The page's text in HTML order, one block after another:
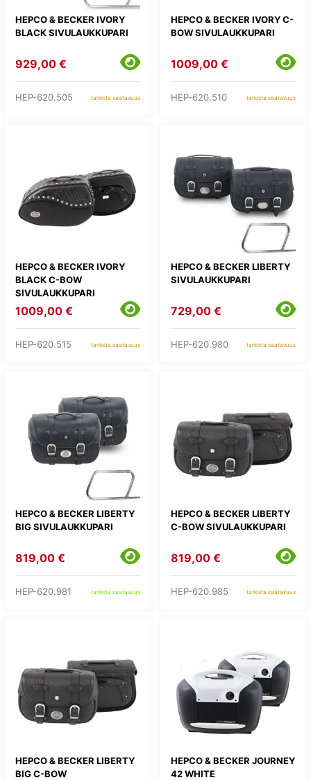
HEPCO & BECKER IVORY
BLACK SIVULAUKKUPARI
929,00 €
HEP-620.505 tarkista saatavuus
HEPCO & BECKER IVORY C-
BOW SIVULAUKKUPARI
1009,00 €
HEP-620.510 tarkista saatavuus
HEPCO & BECKER IVORY
BLACK C-BOW
SIVULAUKKUPARI
1009,00 €
HEP-620.515 tarkista saatavuus
HEPCO & BECKER LIBERTY
SIVULAUKKUPARI
729,00 €
HEP-620.980 tarkista saatavuus
HEPCO & BECKER LIBERTY
BIG SIVULAUKKUPARI
819,00 €
HEP-620.981 tarkista saatavuus
HEPCO & BECKER LIBERTY
C-BOW SIVULAUKKUPARI
819,00 €
HEP-620.985 tarkista saatavuus
HEPCO & BECKER LIBERTY
BIG C-BOW
HEPCO & BECKER JOURNEY
42 WHITE